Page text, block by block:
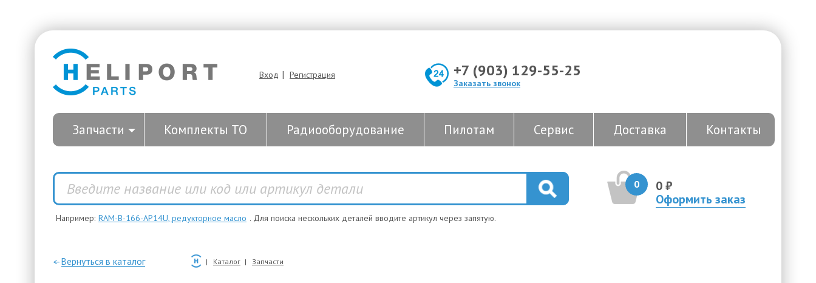
Вход | Регистрация +7 (903) 129-55-25
Заказать звонок
Запчасти Комплекты ТО Радиооборудование Пилотам Сервис Доставка Контакты
0
0 ₽
Оформить заказ
Например: RAM-B-166-AP14U, редукторное масло . Для поиска нескольких деталей вводите артикул через запятую.
—Вернуться в каталог Каталог Запчасти